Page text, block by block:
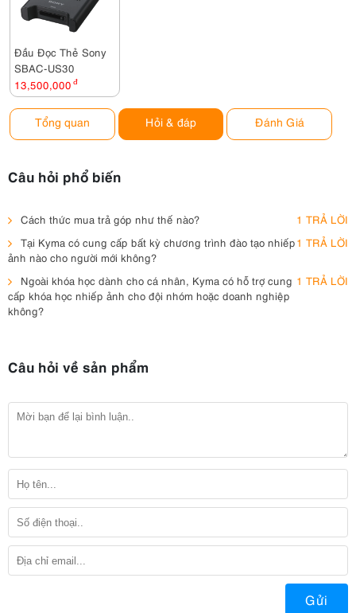
Đầu Đọc Thẻ Sony
SBAC-US30
13,500,000 đ
Tổng quan Hỏi & đáp Đánh Giá
Câu hỏi phổ biến
Cách thức mua trả góp như thế nào?
1 TRẢ LỜI
Tại Kyma có cung cấp bất kỳ chương trình đào tạo nhiếp
ảnh nào cho người mới không?
1 TRẢ LỜI
Ngoài khóa học dành cho cá nhân, Kyma có hỗ trợ cung
cấp khóa học nhiếp ảnh cho đội nhóm hoặc doanh nghiệp
không?
1 TRẢ LỜI
Câu hỏi về sản phẩm
Gửi